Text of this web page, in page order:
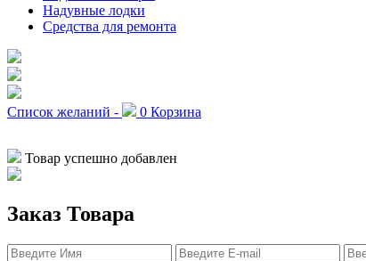
Надувные лодки
Средства для ремонта
Список желаний - 0 Корзина
Товар успешно добавлен
Заказ Товара